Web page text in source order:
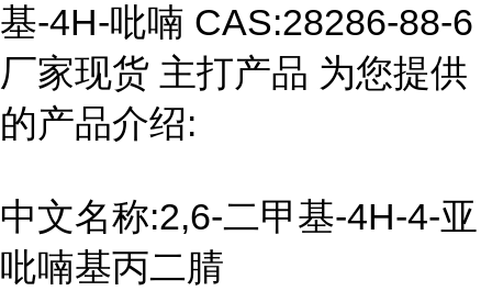
基-4H-吡喃 CAS:28286-88-6
厂家现货 主打产品 为您提供
的产品介绍:
中文名称:2,6-二甲基-4H-4-亚
吡喃基丙二腈